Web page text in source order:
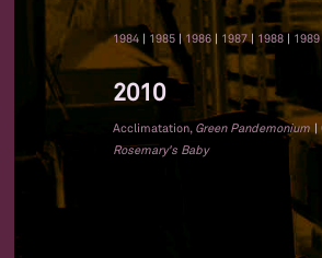
1984 | 1985 |1986 | 1987| 1988 | 1989
2010
Acclimatation, Green Pandemonium|
Rosemary's Baby